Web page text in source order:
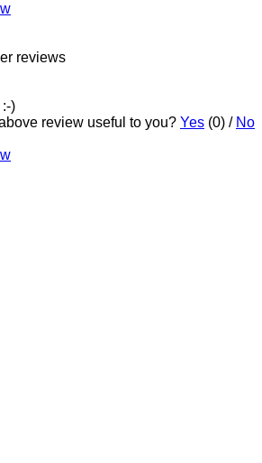
reviews
)
review useful to you? Yes (0) / No